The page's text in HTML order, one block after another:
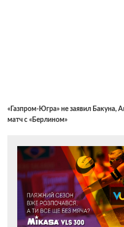
«Газпром-Югра» не заявил Бакуна,
матч с «Берлином»